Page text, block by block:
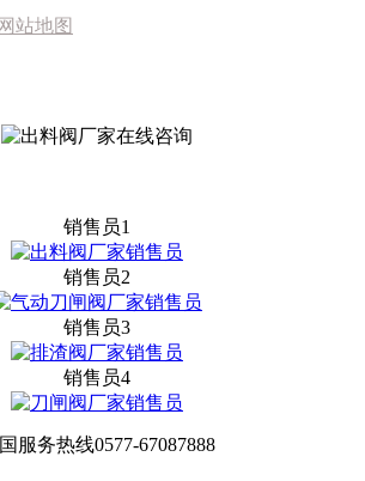
网站地图
销售员1
销售员2
销售员3
销售员4
服务热线0577-67087888